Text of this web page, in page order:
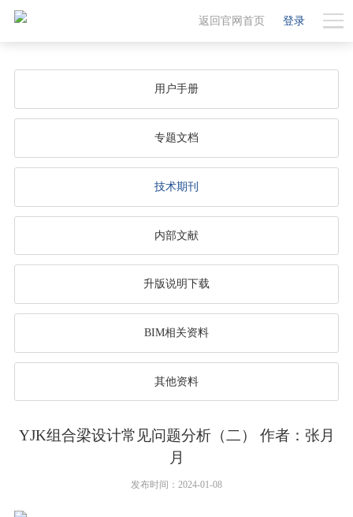
登录
返回官网首页
用户手册
专题文档
技术期刊
内部文献
升版说明下载
BIM相关资料
其他资料
YJK组合梁设计常见问题分析（二） 作者：张月
月
发布时间：2024-01-08